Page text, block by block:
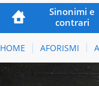
Sinonimi e
contrari
HOME AFORISMI